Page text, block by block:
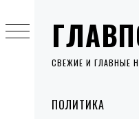
СВЕЖИЕ И ГЛАВНЫЕ
MenuПОЛИТИКА
to
content